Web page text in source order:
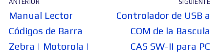
de
entradas
ANTERIOR
Entrada
anterior:
Manual Lector
Códigos de Barra
Zebra | Motorola |
SIGUIENTE
Entrada
siguiente:
Controlador de USB a
COM de la Bascula
CAS SW-II para PC